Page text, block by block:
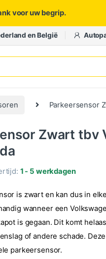
voor uw begrip.
en België
Parkeersensor
Zwart tbv
1 - 5 werkdagen
is zwart en kan dus in
wanneer een
is gegaan. Dit komt
of andere schade.
parkeersensor.